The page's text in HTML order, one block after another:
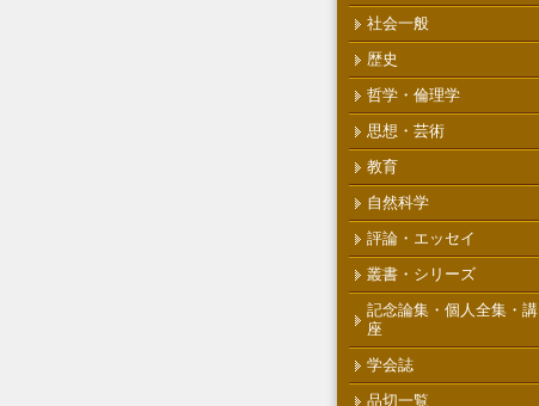
社会一般
歴史
哲学・倫理学
思想・芸術
教育
自然科学
評論・エッセイ
叢書・シリーズ
記念論集・個人全集・講
座
学会誌
品切一覧